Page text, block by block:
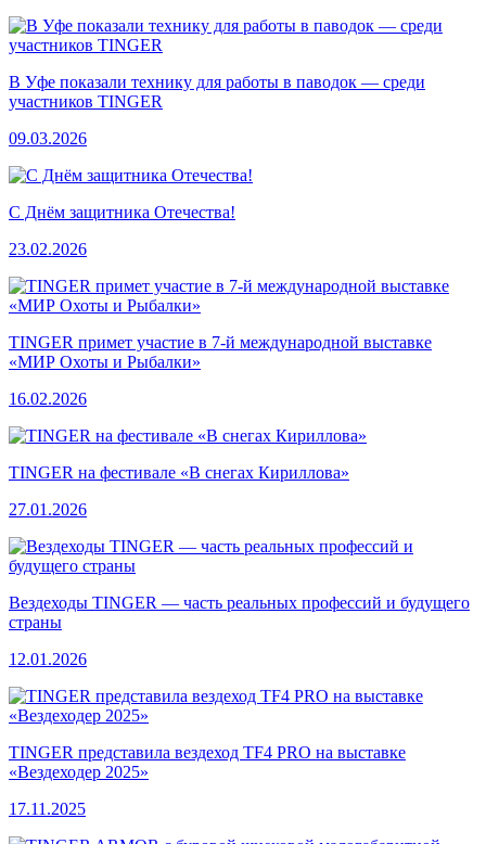
В Уфе показали технику для работы в паводок — среди
участников TINGER
09.03.2026
С Днём защитника Отечества!
23.02.2026
TINGER примет участие в 7-й международной выставке
«МИР Охоты и Рыбалки»
16.02.2026
TINGER на фестивале «В снегах Кириллова»
27.01.2026
Вездеходы TINGER — часть реальных профессий и будущего
страны
12.01.2026
TINGER представила вездеход TF4 PRO на выставке
«Вездеходер 2025»
17.11.2025